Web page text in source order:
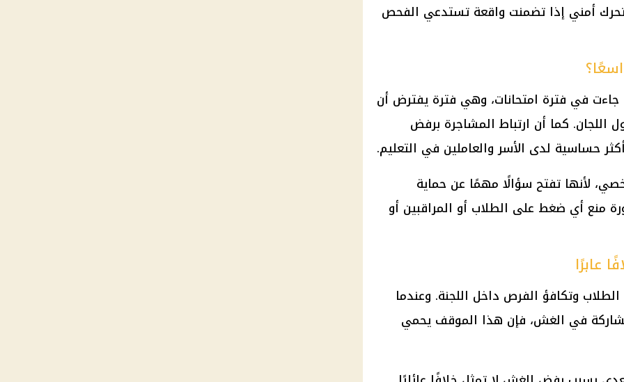
أمني إذا تضمنت واقعة تستدعي الفحص
جاءت في فترة امتحانات، وهي فترة يفترض أن
كما أن ارتباط المشاجرة برفض
حساسية لدى الأسر والعاملين في التعليم.
لأنها تفتح سؤالًا مهمًا عن حماية
منع أي ضغط على الطلاب أو المراقبين أو
عابرًا
وتكافؤ الفرص داخل اللجنة. وعندما
في الغش، فإن هذا الموقف يحمي